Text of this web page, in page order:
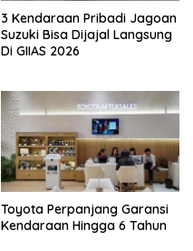
3 Kendaraan Pribadi Jagoan
Suzuki Bisa Dijajal Langsung
Di GIIAS 2026
Toyota Perpanjang Garansi
Kendaraan Hingga 6 Tahun